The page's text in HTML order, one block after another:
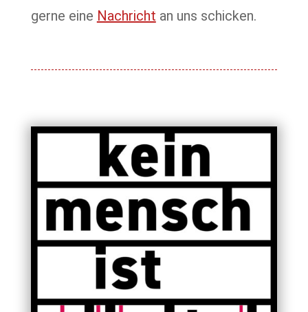
gerne eine Nachricht an uns schicken.